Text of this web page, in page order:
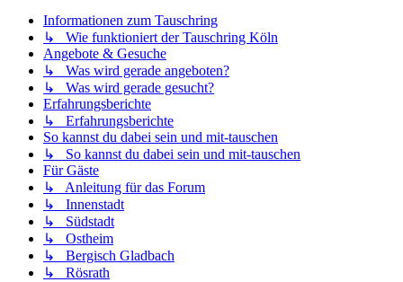
Informationen zum Tauschring
↳ Wie funktioniert der Tauschring Köln
Angebote & Gesuche
↳ Was wird gerade angeboten?
↳ Was wird gerade gesucht?
Erfahrungsberichte
↳ Erfahrungsberichte
So kannst du dabei sein und mit-tauschen
↳ So kannst du dabei sein und mit-tauschen
Für Gäste
↳ Anleitung für das Forum
↳ Innenstadt
↳ Südstadt
↳ Ostheim
↳ Bergisch Gladbach
↳ Rösrath